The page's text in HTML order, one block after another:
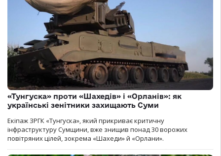
«Тунгуска» проти «Шахедів» і «Орланів»: як
українські зенітники захищають Суми
Екіпаж ЗРГК «Тунгуска», який прикриває критичну
інфраструктуру Сумщини, вже знищив понад 30 ворожих
повітряних цілей, зокрема «Шахеди» й «Орлани».